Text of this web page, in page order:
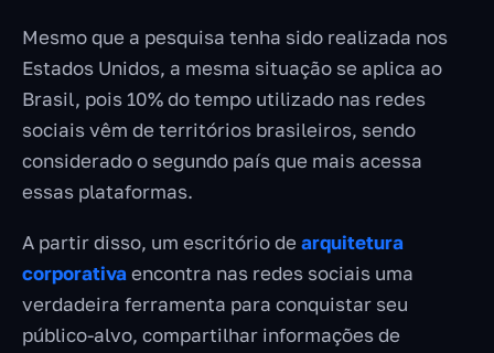
Mesmo que a pesquisa tenha sido realizada nos
Estados Unidos, a mesma situação se aplica ao
Brasil, pois 10% do tempo utilizado nas redes
sociais vêm de territórios brasileiros, sendo
considerado o segundo país que mais acessa
essas plataformas.
A partir disso, um escritório de arquitetura
corporativaencontra nas redes sociais uma
verdadeira ferramenta para conquistar seu
público-alvo, compartilhar informações de